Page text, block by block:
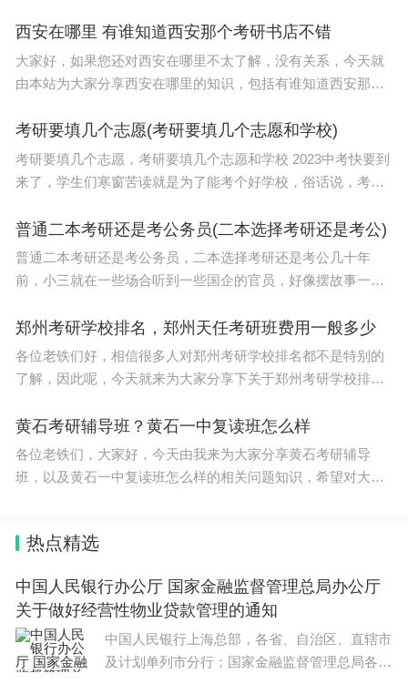
大概需要多少和贵州黔南师范学院研究生条件
西安在哪里 有谁知道西安那个考研书店不错
大家好，如果您还对西安在哪里不太了解，没有关系，今天就
由本站为大家分享西安在哪里的知识，包括有谁知道西安那个
问题，下面我们就开始吧！本文目录西安口碑最好的
考研要填几个志愿(考研要填几个志愿和学校)
考研要填几个志愿，考研要填几个志愿和学校 2023中考快要到
来了，学生们寒窗苦读就是为了能考个好学校，俗话说，考的
考预计可以填报三到四个志愿。地区不同，志愿填报
普通二本考研还是考公务员(二本选择考研还是考公)
普通二本考研还是考公务员，二本选择考研还是考公几十年
前，小三就在一些场合听到一些国企的官员，好像摆故事一样
竞争压力特别大。有的岗位几千个选一个，拉拉蓝蓝，说这
郑州考研学校排名，郑州天任考研班费用一般多少
各位老铁们好，相信很多人对郑州考研学校排名都不是特别的
了解，因此呢，今天就来为大家分享下关于郑州考研学校排名
大家，解决大家的一些困惑，下面一起来看看吧！本
黄石考研辅导班？黄石一中复读班怎么样
各位老铁们，大家好，今天由我来为大家分享黄石考研辅导
班，以及黄石一中复读班怎么样的相关问题知识，希望对大家
热点精选
中国人民银行办公厅 国家金融监督管理总局办公厅
关于做好经营性物业贷款管理的通知
中国人民银行上海总部，各省、自治区、直辖市
及计划单列市分行；国家金融监督管理总局各监